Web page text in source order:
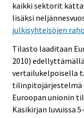
kaikki sektorit
lisäksi
julkisyhteisöjen
Tilasto laaditaan
2010)
vertailukelpoisella
tilinpitojärjestelmä
Euroopan unionin
Käsikirjan luvuissa